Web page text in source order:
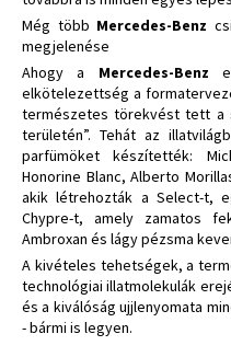
Még több Mercedes-Benz
megjelenése
Ahogy a Mercedes-Benz
elkötelezettség a
természetes törekvést tett a
területén”. Tehát az
parfümöket készítették:
Honorine Blanc, Alberto
akik létrehozták a Select-t,
Chypre-t, amely zamatos
Ambroxan és lágy pézsma
A kivételes tehetségek, a
technológiai illatmolekulák
és a kiválóság ujjlenyomata
- bármi is legyen.